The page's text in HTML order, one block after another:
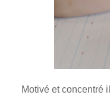
Motivé et concentré